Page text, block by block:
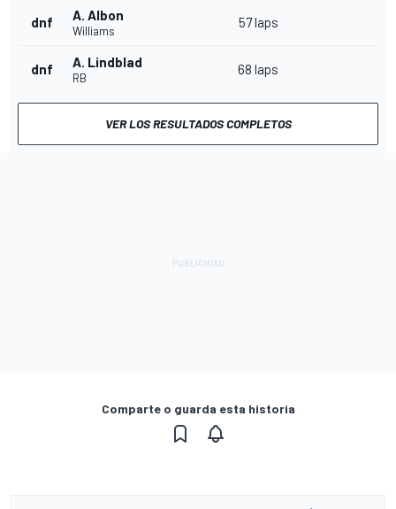
dnf A. Albon
Williams
57 laps
dnf A. Lindblad
RB
68 laps
VER LOS RESULTADOS COMPLETOS
Comparte o guarda esta historia